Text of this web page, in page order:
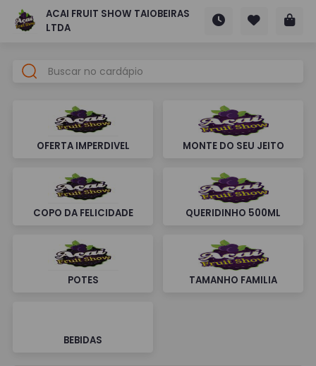
ACAI FRUIT SHOW TAIOBEIRAS
LTDA
OFERTA IMPERDIVEL MONTE DO SEU JEITO
COPO DA FELICIDADE QUERIDINHO 500ML
POTES TAMANHO FAMILIA
BEBIDAS